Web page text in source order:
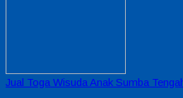
Jual Toga Wisuda Anak Sumba